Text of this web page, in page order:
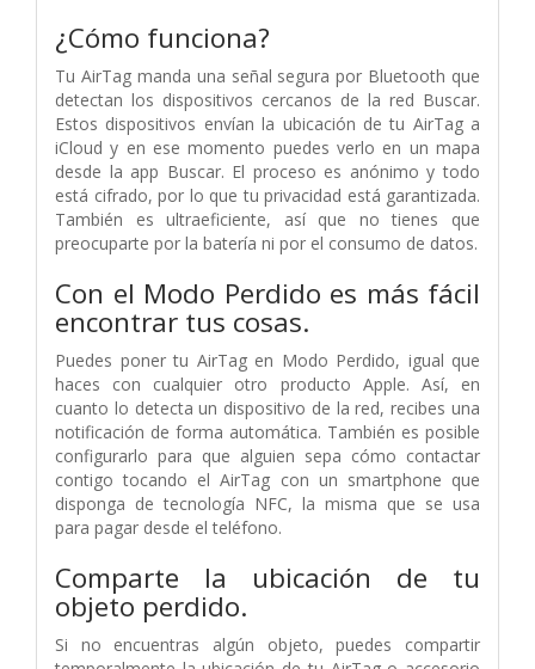
¿Cómo funciona?
Tu AirTag manda una señal segura por Bluetooth que
detectan los dispositivos cercanos de la red Buscar.
Estos dispositivos envían la ubicación de tu AirTag a
iCloud y en ese momento puedes verlo en un mapa
desde la app Buscar. El proceso es anónimo y todo
está cifrado, por lo que tu privacidad está garantizada.
También es ultraeficiente, así que no tienes que
preocuparte por la batería ni por el consumo de datos.
Con el Modo Perdido es más fácil
encontrar tus cosas.
Puedes poner tu AirTag en Modo Perdido, igual que
haces con cualquier otro producto Apple. Así, en
cuanto lo detecta un dispositivo de la red, recibes una
notificación de forma automática. También es posible
configurarlo para que alguien sepa cómo contactar
contigo tocando el AirTag con un smart­phone que
disponga de tecnología NFC, la misma que se usa
para pagar desde el teléfono.
Comparte la ubicación de tu
objeto perdido.
Si no encuentras algún objeto, puedes compartir